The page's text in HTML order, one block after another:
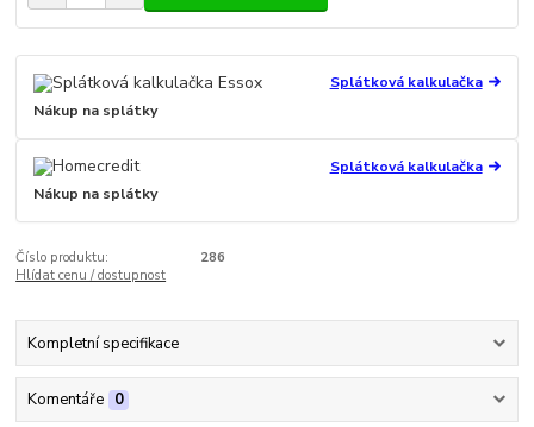
Splátková kalkulačka
Nákup na splátky
Splátková kalkulačka
Nákup na splátky
Číslo produktu:
286
Hlídat cenu / dostupnost
Kompletní specifikace
Komentáře 0